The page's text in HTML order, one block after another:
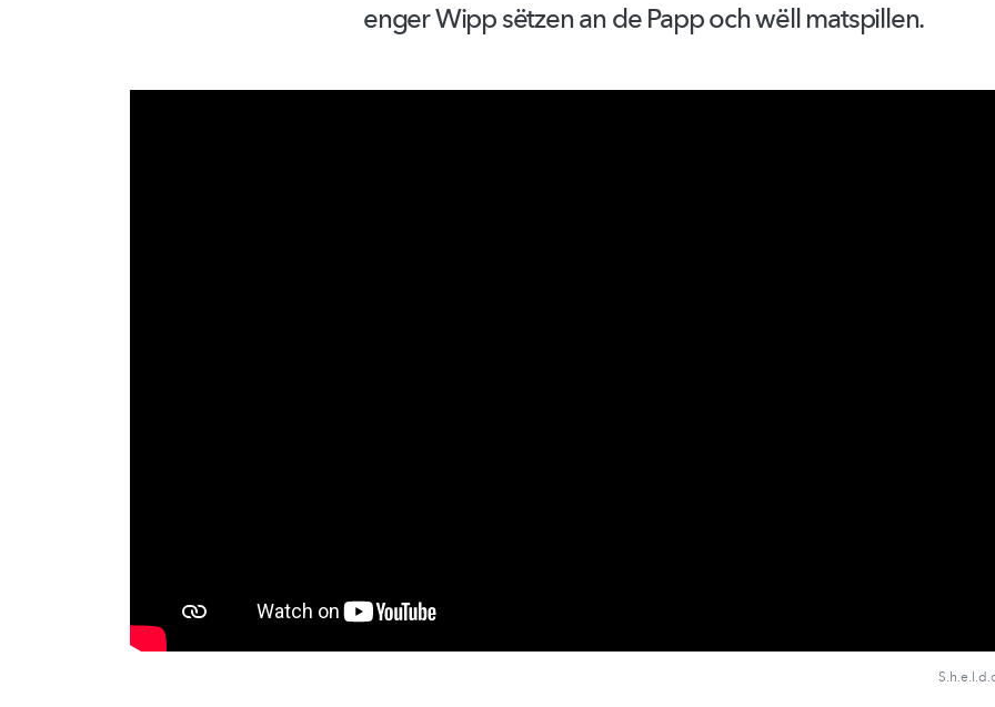
enger Wipp sëtzen an de Papp och wëll matspillen.